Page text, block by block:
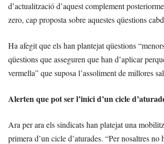
d’actualització d’aquest complement
zero, cap proposta sobre aquestes qüestions
Ha afegit que els han plantejat qüestions
qüestions que asseguren que han d’aplicar
vermella” que suposa l’assoliment de millores
Alerten que pot ser l’inici d’un cicle
Ara per ara els sindicats han platejat una
primera d’un cicle d’aturades. “Per nosaltres